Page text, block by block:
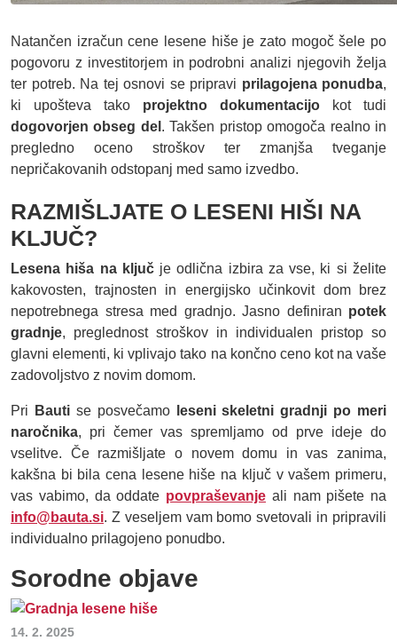
Natančen izračun cene lesene hiše je zato mogoč šele po
pogovoru z investitorjem in podrobni analizi njegovih želja
ter potreb. Na tej osnovi se pripravi prilagojena ponudba,
ki upošteva tako projektno dokumentacijo kot tudi
dogovorjen obseg del . Takšen pristop omogoča realno in
pregledno oceno stroškov ter zmanjša tveganje
nepričakovanih odstopanj med samo izvedbo.
RAZMIŠLJATE O LESENI HIŠI NA
KLJUČ?
Lesena hiša na ključje odlična izbira za vse, ki si želite
kakovosten, trajnosten in energijsko učinkovit dom brez
nepotrebnega stresa med gradnjo. Jasno definiran potek
gradnje, preglednost stroškov in individualen pristop so
glavni elementi, ki vplivajo tako na končno ceno kot na vaše
zadovoljstvo z novim domom.
Pri Bautise posvečamo
leseni skeletni gradnji po meri
naročnika, pri čemer vas spremljamo od prve ideje do
vselitve. Če razmišljate o novem domu in vas zanima,
kakšna bi bila cena lesene hiše na ključ v vašem primeru,
vas vabimo, da oddate povpraševanje ali nam pišete na
info@bauta.si. Z veseljem vam bomo svetovali in pripravili
individualno prilagojeno ponudbo.
Sorodne objave
14. 2. 2025